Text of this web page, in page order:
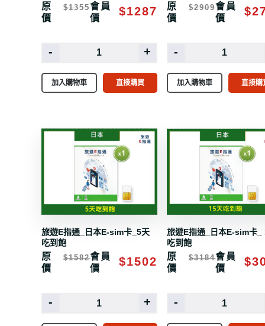
原
價
$1355會員
價
$1287
- +
加入購物車 直接購買
原
價
$2909會員
價
-
加入購物車 直接購
旅遊E指通_日本E-sim卡_5天
吃到飽
原
價
$1582會員
價
$1502
- +
旅遊E指通_日本E-sim卡_
吃到飽
原
價
$3184會員
價
-